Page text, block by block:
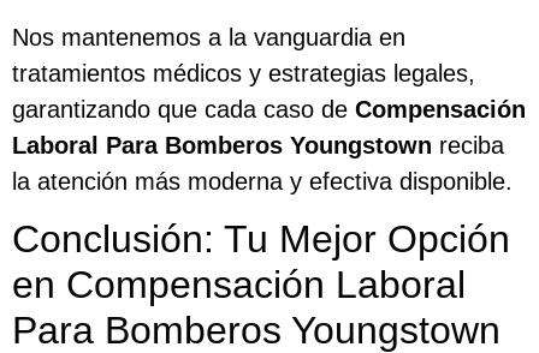
Nos mantenemos a la vanguardia en
tratamientos médicos y estrategias legales,
garantizando que cada caso de Compensación
Laboral Para Bomberos Youngstown reciba
la atención más moderna y efectiva disponible.
Conclusión: Tu Mejor Opción
en Compensación Laboral
Para Bomberos Youngstown